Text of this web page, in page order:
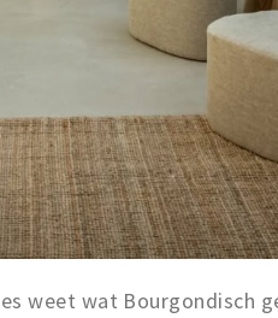
weet wat Bourgondisch